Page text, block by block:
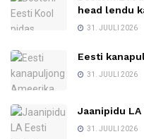
head lendu
31. JUULI 2026
Eesti
31. JUULI 2026
Jaanipidu LA
31. JUULI 2026